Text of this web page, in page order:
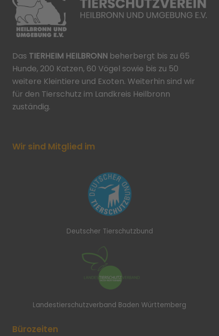
Das TIERHEIM HEILBRONN beherbergt bis zu 65
Hunde, 200 Katzen, 60 Vögel sowie bis zu 50
weitere Kleintiere und Exoten. Weiterhin sind wir
für den Tierschutz im Landkreis Heilbronn
zuständig.
Wir sind Mitglied im
Deutscher Tierschutzbund
Landestierschutzverband Baden Württemberg
Bürozeiten